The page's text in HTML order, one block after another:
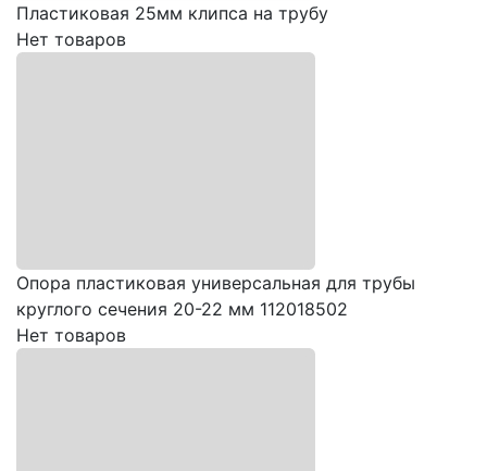
Пластиковая 25мм клипса на трубу
Нет товаров
Опора пластиковая универсальная для трубы
круглого сечения 20-22 мм 112018502
Нет товаров